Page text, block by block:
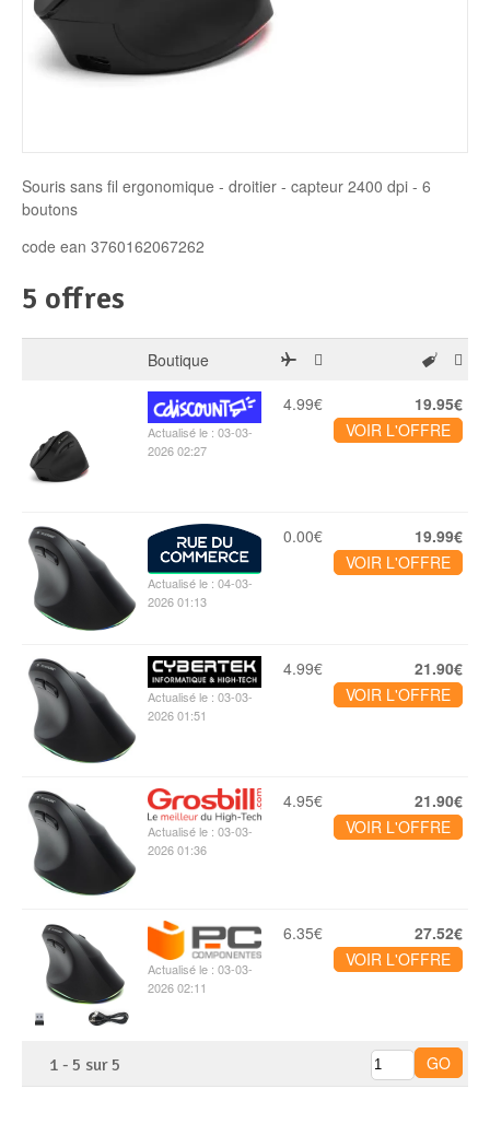
Disque SSD
Souris sans fil ergonomique - droitier - capteur 2400 dpi - 6
boutons
code ean 3760162067262
5 offres
Boutique
Actualisé le : 03-03-
2026 02:27
4.99€
19.95€
VOIR L'OFFRE
Actualisé le : 04-03-
2026 01:13
0.00€
19.99€
VOIR L'OFFRE
Actualisé le : 03-03-
2026 01:51
4.99€
21.90€
VOIR L'OFFRE
Actualisé le : 03-03-
2026 01:36
4.95€
21.90€
VOIR L'OFFRE
Actualisé le : 03-03-
2026 02:11
6.35€
27.52€
VOIR L'OFFRE
1 - 5 sur5